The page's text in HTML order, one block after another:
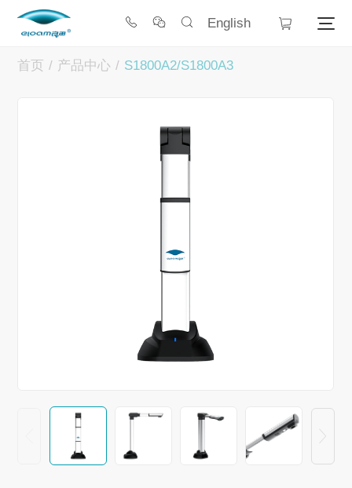
English
首页 / 产品中心 / S1800A2/S1800A3